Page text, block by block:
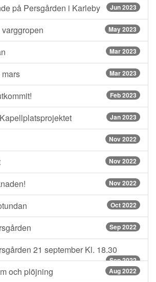
på Persgården i Karleby Jun 2023
May 2023
Mar 2023
Mar 2023
Feb 2023
Jan 2023
Nov 2022
Nov 2022
Nov 2022
Oct 2022
Sep 2022
21 september Kl. 18.30
Sep 2022
och plöjning Aug 2022